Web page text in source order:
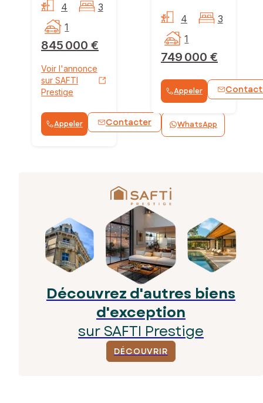
845 000 €
4
3
1
Voir l'annonce
sur SAFTI
Prestige
Appeler Contacter WhatsApp
749 000 €
4
3
1
Appeler
Découvrez d'autres biens
d'exception
sur SAFTI Prestige
DÉCOUVRIR